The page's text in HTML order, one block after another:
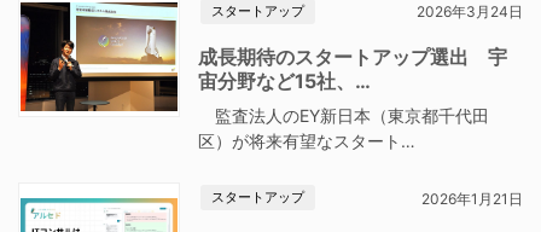
スタートアップ 2026年3月24日
成長期待のスタートアップ選出 宇
宙分野など15社、…
監査法人のEY新日本（東京都千代田
区）が将来有望なスタート…
スタートアップ 2026年1月21日